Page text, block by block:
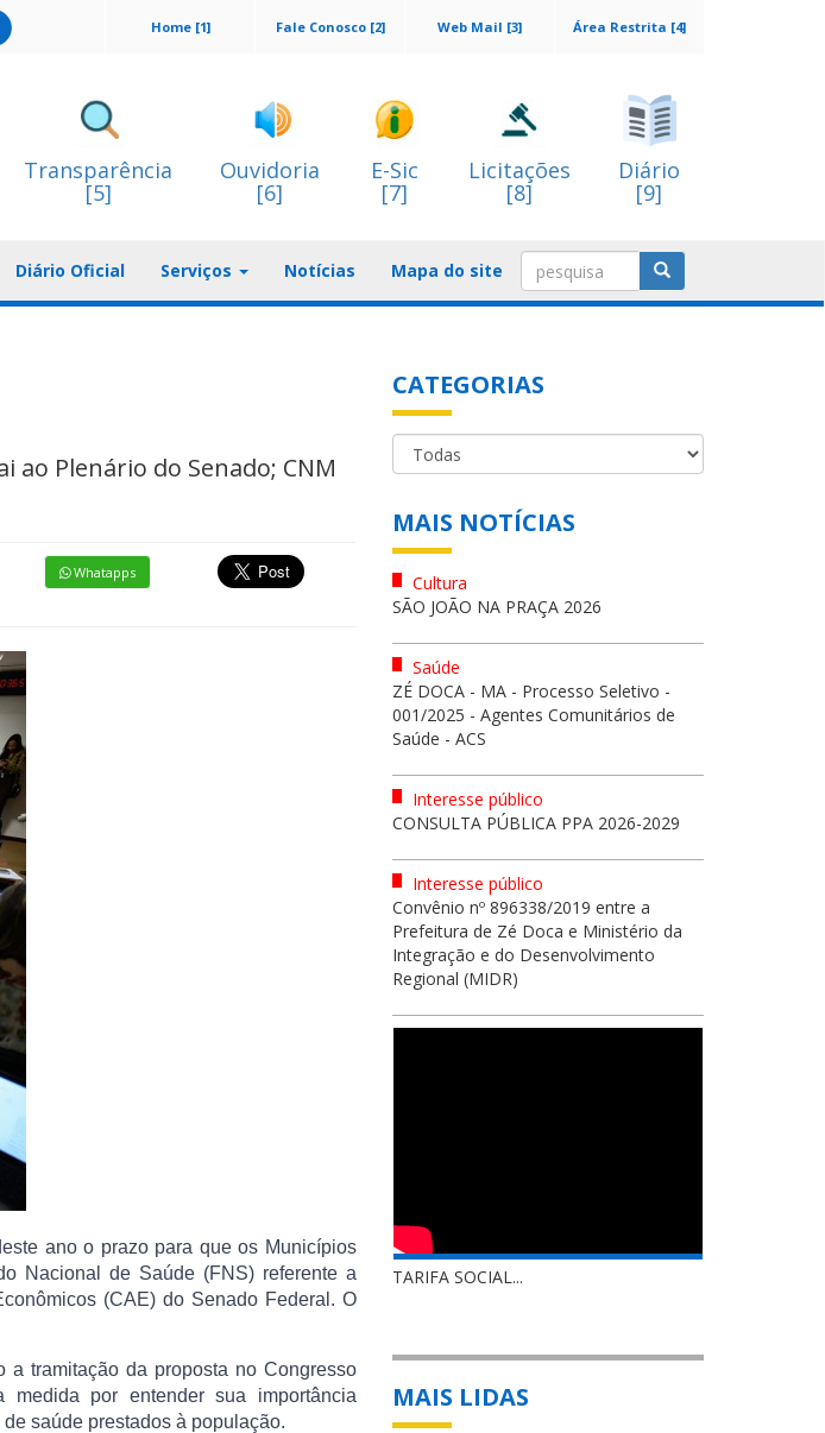
Área Restrita [4]
Web Mail [3]
Fale Conosco [2]
Home [1]
Transparência
[5]
Ouvidoria
[6]
E-Sic
[7]
Licitações
[8]
Diário
[9]
Diário Oficial Serviços Notícias Mapa do site
ao Plenário do Senado; CNM
Whatapps
ano o prazo para que os Municípios
Nacional de Saúde (FNS) referente a
(CAE) do Senado Federal. O
tramitação da proposta no Congresso
por entender sua importância
saúde prestados à população.
CATEGORIAS
MAIS NOTÍCIAS
Cultura
SÃO JOÃO NA PRAÇA 2026
Saúde
ZÉ DOCA - MA - Processo Seletivo -
001/2025 - Agentes Comunitários de
Saúde - ACS
Interesse público
CONSULTA PÚBLICA PPA 2026-2029
Interesse público
Convênio nº 896338/2019 entre a
Prefeitura de Zé Doca e Ministério da
Integração e do Desenvolvimento
Regional (MIDR)
TARIFA SOCIAL...
MAIS LIDAS